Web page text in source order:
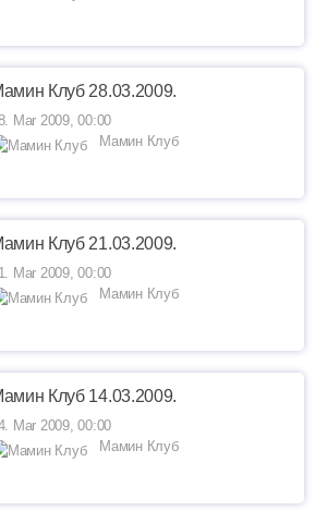
Клуб 28.03.2009.
Mar 2009, 00:00
Мамин Клуб
Клуб 21.03.2009.
Mar 2009, 00:00
Мамин Клуб
Клуб 14.03.2009.
Mar 2009, 00:00
Мамин Клуб